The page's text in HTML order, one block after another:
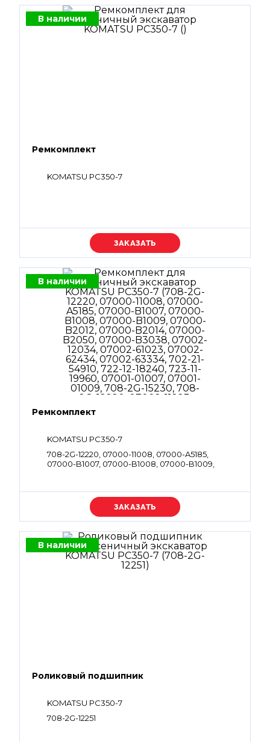
В наличии
Ремкомплект
KOMATSU PC350-7
Уточняйте цену
В наличии
Ремкомплект
KOMATSU PC350-7
708-2G-12220, 07000-11008, 07000-A5185,
07000-B1007, 07000-B1008, 07000-B1009,
07002-62434, 07002-63334, 702-21-54910, 722-12-
18240, 723-11-19960, 07001-01007, 07001-01009,
708-2G-15230, 708-2G-12220, 07002-11223, 07002-
61423, 708-2G-12220, 07002-61023, 07002-62434,
07000-A5185, 07000-B2012, 07000-B2014,
07000-B1009, 07000-B3038, 708-2G-15230,
07000-B2050, 07002-63334
Уточняйте цену
В наличии
Роликовый подшипник
KOMATSU PC350-7
708-2G-12251